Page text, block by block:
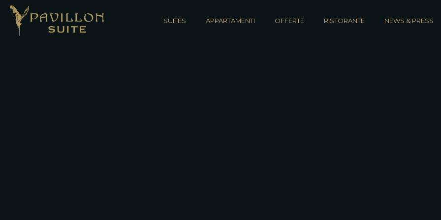
SUITES APPARTAMENTI OFFERTE RISTORANTE NEWS & PRESS